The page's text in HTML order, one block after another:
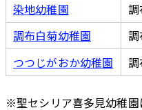
染地幼稚園
調布白菊幼稚園
つつじがおか幼稚園
※聖セシリア喜多見幼稚